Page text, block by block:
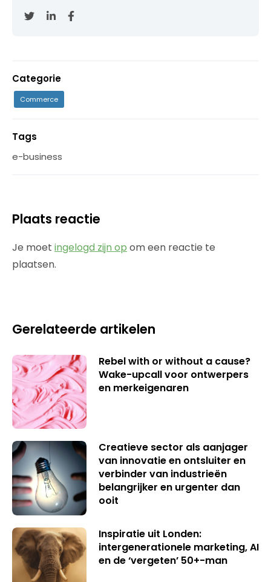
Categorie
Commerce
Tags
e-business
Plaats reactie
Je moet ingelogd zijn op om een reactie te
plaatsen.
Gerelateerde artikelen
Rebel with or without a cause?
Wake-upcall voor ontwerpers
en merkeigenaren
Creatieve sector als aanjager
van innovatie en ontsluiter en
verbinder van industrieën
belangrijker en urgenter dan
ooit
Inspiratie uit Londen:
intergenerationele marketing, AI
en de ‘vergeten’ 50+-man